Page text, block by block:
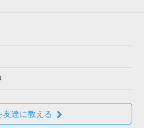
友達に教える